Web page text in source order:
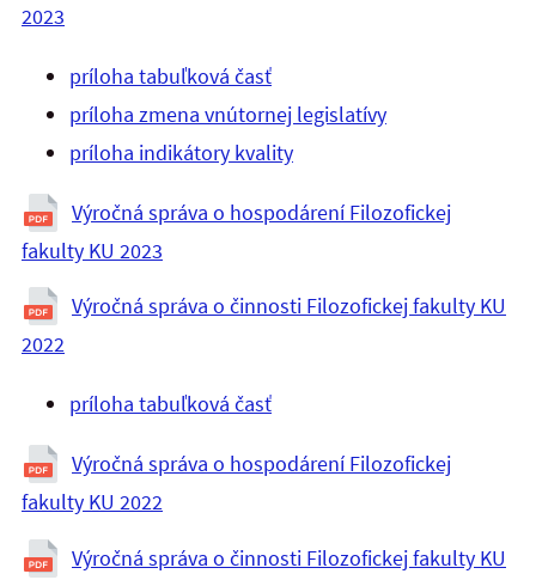
2023
príloha tabuľková časť
príloha zmena vnútornej legislatívy
príloha indikátory kvality
Výročná správa o hospodárení Filozofickej
fakulty KU 2023
Výročná správa o činnosti Filozofickej fakulty KU
2022
príloha tabuľková časť
Výročná správa o hospodárení Filozofickej
fakulty KU 2022
Výročná správa o činnosti Filozofickej fakulty KU